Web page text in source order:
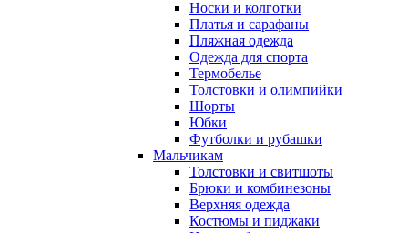
Носки и колготки
Платья и сарафаны
Пляжная одежда
Одежда для спорта
Термобелье
Толстовки и олимпийки
Шорты
Юбки
Футболки и рубашки
Мальчикам
Толстовки и свитшоты
Брюки и комбинезоны
Верхняя одежда
Костюмы и пиджаки